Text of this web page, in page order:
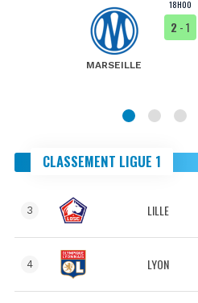
18H00
MARSEILLE
2 - 1
CLASSEMENT LIGUE 1
3 LILLE
4 LYON